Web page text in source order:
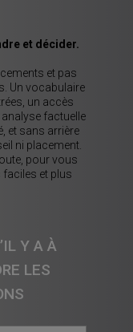
et décider.
et pas
Un vocabulaire
un accès
factuelle
et sans arrière
ni placement.
pour vous
faciles et plus
Y A À
LES